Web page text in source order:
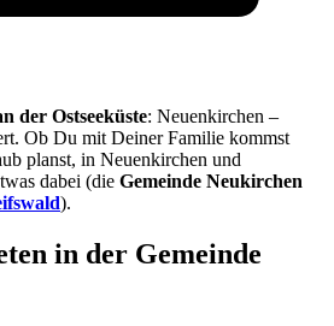
der Ostseeküste: Neuenkirchen –
Ob Du mit Deiner Familie kommst
planst, in Neuenkirchen und
dabei (die Gemeinde Neukirchen
).
in der Gemeinde